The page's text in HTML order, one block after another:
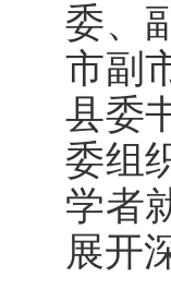
委、
市副
县委
委组
学者
展开